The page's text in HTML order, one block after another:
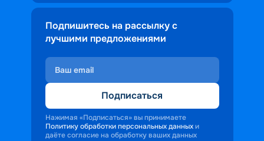
Подпишитесь на рассылку с
лучшими предложениями
Подписаться
Нажимая «Подписаться» вы принимаете
Политику обработки персональных данных и
даёте согласие на обработку ваших данных